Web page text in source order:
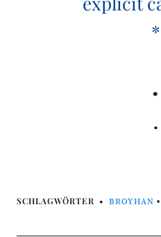
*
.
.
SCHLAGWÖRTER BROYHAN •